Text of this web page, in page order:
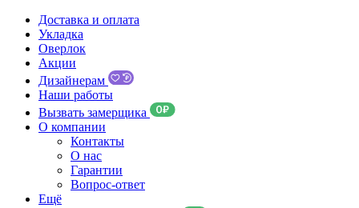
Доставка и оплата
Укладка
Оверлок
Акции
Дизайнерам
Наши работы
Вызвать замерщика
О компании
Контакты
О нас
Гарантии
Вопрос-ответ
Ещё